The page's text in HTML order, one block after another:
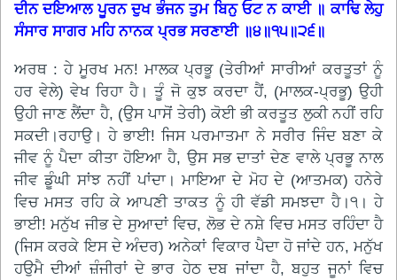
ਦੀਨ ਦਇਆਲ ਪੂਰਨ ਦੁਖ ਭੰਜਨ ਤੁਮ ਬਿਨੁ ਓਟ ਨ ਕਾਈ ॥ ਕਾਢਿ ਲੇਹੁ
ਸੰਸਾਰ ਸਾਗਰ ਮਹਿ ਨਾਨਕ ਪ੍ਰਭ ਸਰਣਾਈ ॥੪॥੧੫॥੨੬॥
ਅਰਥ : ਹੇ ਮੂਰਖ ਮਨ! ਮਾਲਕ ਪ੍ਰਭੂ (ਤੇਰੀਆਂ ਸਾਰੀਆਂ ਕਰਤੂਤਾਂ ਨੂੰ
ਹਰ ਵੇਲੇ) ਵੇਖ ਰਿਹਾ ਹੈ। ਤੂੰ ਜੋ ਕੁਝ ਕਰਦਾ ਹੈਂ, (ਮਾਲਕ-ਪ੍ਰਭੂ) ਉਹੀ
ਉਹੀ ਜਾਣ ਲੈਂਦਾ ਹੈ, (ਉਸ ਪਾਸੋਂ ਤੇਰੀ) ਕੋਈ ਭੀ ਕਰਤੂਤ ਲੁਕੀ ਨਹੀਂ ਰਹਿ
ਸਕਦੀ।ਰਹਾਉ। ਹੇ ਭਾਈ! ਜਿਸ ਪਰਮਾਤਮਾ ਨੇ ਸਰੀਰ ਜਿੰਦ ਬਣਾ ਕੇ
ਜੀਵ ਨੂੰ ਪੈਦਾ ਕੀਤਾ ਹੋਇਆ ਹੈ, ਉਸ ਸਭ ਦਾਤਾਂ ਦੇਣ ਵਾਲੇ ਪ੍ਰਭੂ ਨਾਲ
ਜੀਵ ਡੂੰਘੀ ਸਾਂਝ ਨਹੀਂ ਪਾਂਦਾ। ਮਾਇਆ ਦੇ ਮੋਹ ਦੇ (ਆਤਮਕ) ਹਨੇਰੇ
ਵਿਚ ਮਸਤ ਰਹਿ ਕੇ ਆਪਣੀ ਤਾਕਤ ਨੂੰ ਹੀ ਵੱਡੀ ਸਮਝਦਾ ਹੈ।੧। ਹੇ
ਭਾਈ! ਮਨੁੱਖ ਜੀਭ ਦੇ ਸੁਆਦਾਂ ਵਿਚ, ਲੋਭ ਦੇ ਨਸ਼ੇ ਵਿਚ ਮਸਤ ਰਹਿੰਦਾ ਹੈ
(ਜਿਸ ਕਰਕੇ ਇਸ ਦੇ ਅੰਦਰ) ਅਨੇਕਾਂ ਵਿਕਾਰ ਪੈਦਾ ਹੋ ਜਾਂਦੇ ਹਨ, ਮਨੁੱਖ
ਹਉਮੈ ਦੀਆਂ ਜ਼ੰਜੀਰਾਂ ਦੇ ਭਾਰ ਹੇਠ ਦਬ ਜਾਂਦਾ ਹੈ, ਬਹੁਤ ਜੂਨਾਂ ਵਿਚ